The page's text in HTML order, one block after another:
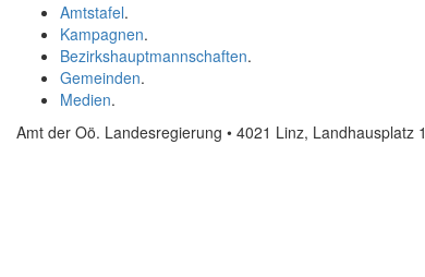
Amtstafel.
Kampagnen.
Bezirkshauptmannschaften.
Gemeinden.
Medien.
Amt der Oö. Landesregierung • 4021 Linz, Landhausplatz 1